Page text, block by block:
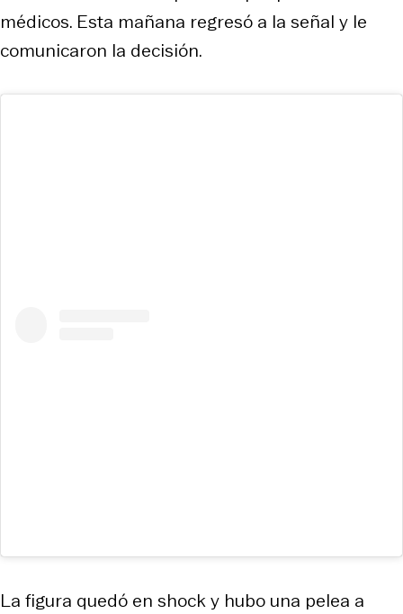
médicos. Esta mañana regresó a la señal y le
comunicaron la decisión.
La figura quedó en shock y hubo una pelea a